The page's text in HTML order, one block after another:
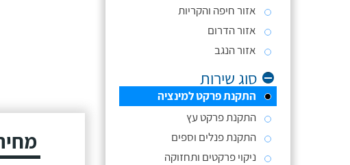
אזור חיפה והקריות
אזור הדרום
אזור הנגב
סוג שירות
התקנת פרקט למינציה
התקנת פרקט עץ
התקנת פנלים וספים
ניקוי פרקטים ותחזוקה